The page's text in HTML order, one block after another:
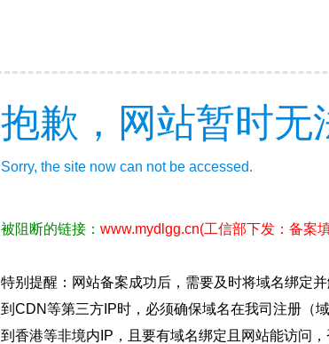
抱歉，网站暂时无
Sorry, the site now can not be accessed.
被阻断的链接： www.mydlgg.cn(工信部下发：备案
特别提醒：网站备案成功后，需要及时将域名绑定
到CDN等第三方IP时，必须确保域名在我司注册（
到香港等非境内IP，且要有域名绑定且网站能访问